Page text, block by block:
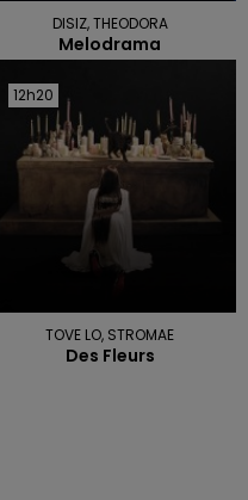
DISIZ, THEODORA
Melodrama
12h20
12h20
TOVE LO, STROMAE
Des Fleurs